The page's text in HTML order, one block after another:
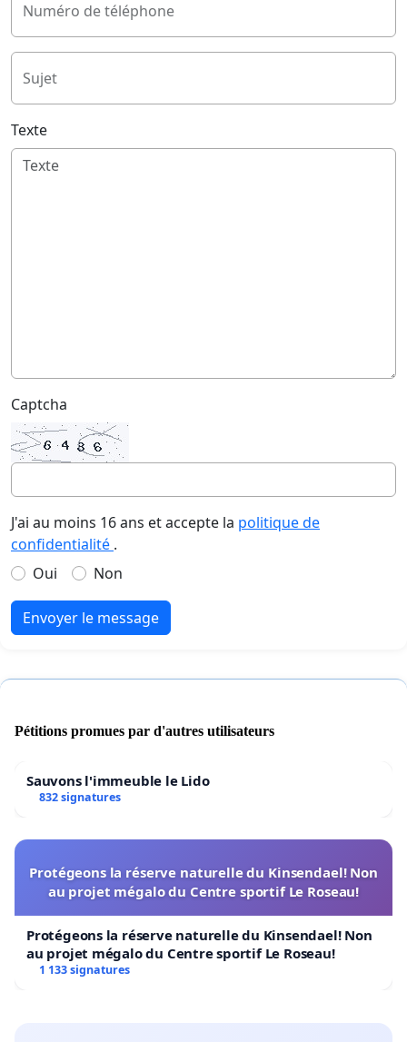
Numéro de téléphone
Sujet
Texte
Captcha
J'ai au moins 16 ans et accepte la politique de
confidentialité .
Oui
Non
Envoyer le message
Pétitions promues par d'autres utilisateurs
Sauvons l'immeuble le Lido
832 signatures
Protégeons la réserve naturelle du Kinsendael! Non
au projet mégalo du Centre sportif Le Roseau!
Protégeons la réserve naturelle du Kinsendael! Non
au projet mégalo du Centre sportif Le Roseau!
1 133 signatures